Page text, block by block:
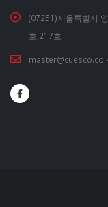
(07251)서울특별시
호,217호